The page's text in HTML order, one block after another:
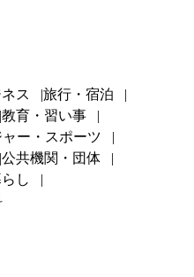
ス
旅行・宿泊
教育・習い事
ャー・スポーツ
公共機関・団体
し